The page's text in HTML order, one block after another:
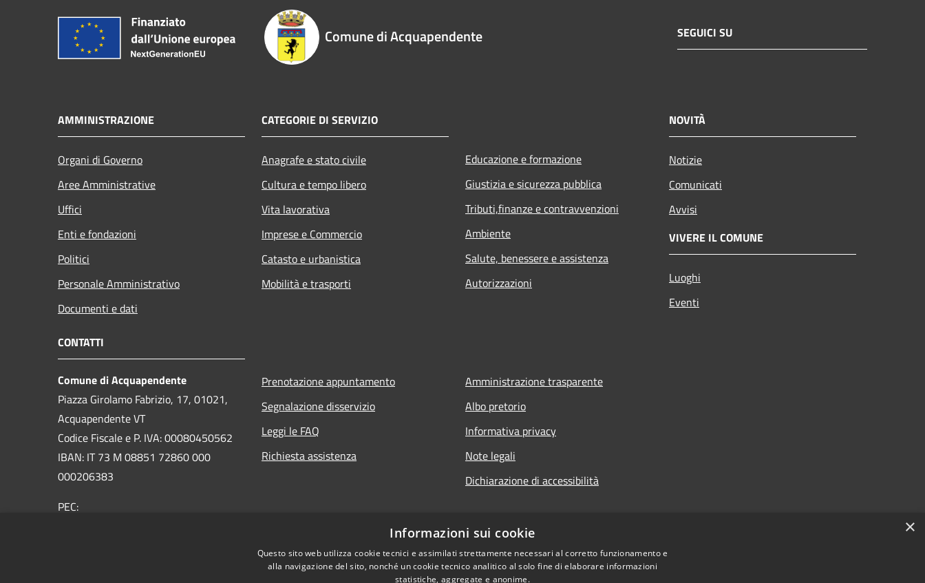
Comune di Acquapendente SEGUICI SU
AMMINISTRAZIONE
Organi di Governo
Aree Amministrative
Uffici
Enti e fondazioni
Politici
Personale Amministrativo
Documenti e dati
CATEGORIE DI SERVIZIO
Anagrafe e stato civile
Cultura e tempo libero
Vita lavorativa
Imprese e Commercio
Catasto e urbanistica
Mobilità e trasporti
Educazione e formazione
Giustizia e sicurezza pubblica
Tributi,finanze e contravvenzioni
Ambiente
Salute, benessere e assistenza
Autorizzazioni
NOVITÀ
Notizie
Comunicati
Avvisi
VIVERE IL COMUNE
Luoghi
Eventi
CONTATTI
Comune di Acquapendente
Piazza Girolamo Fabrizio, 17, 01021,
Acquapendente VT
Codice Fiscale e P. IVA: 00080450562
IBAN: IT 73 M 08851 72860 000
000206383
PEC:
Prenotazione appuntamento
Segnalazione disservizio
Leggi le FAQ
Richiesta assistenza
Amministrazione trasparente
Albo pretorio
Informativa privacy
Note legali
Dichiarazione di accessibilità
×
Informazioni sui cookie
Questo sito web utilizza cookie tecnici e assimilati strettamente necessari al corretto funzionamento e
alla navigazione del sito, nonché un cookie tecnico analitico al solo fine di elaborare informazioni
statistiche, aggregate e anonime.